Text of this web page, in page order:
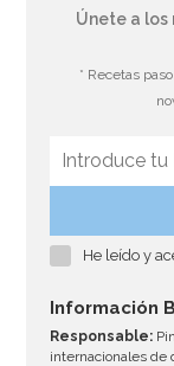
Cupcake
Únete a los
* Recetas
He leído y
Información
Responsable:
internacionales de